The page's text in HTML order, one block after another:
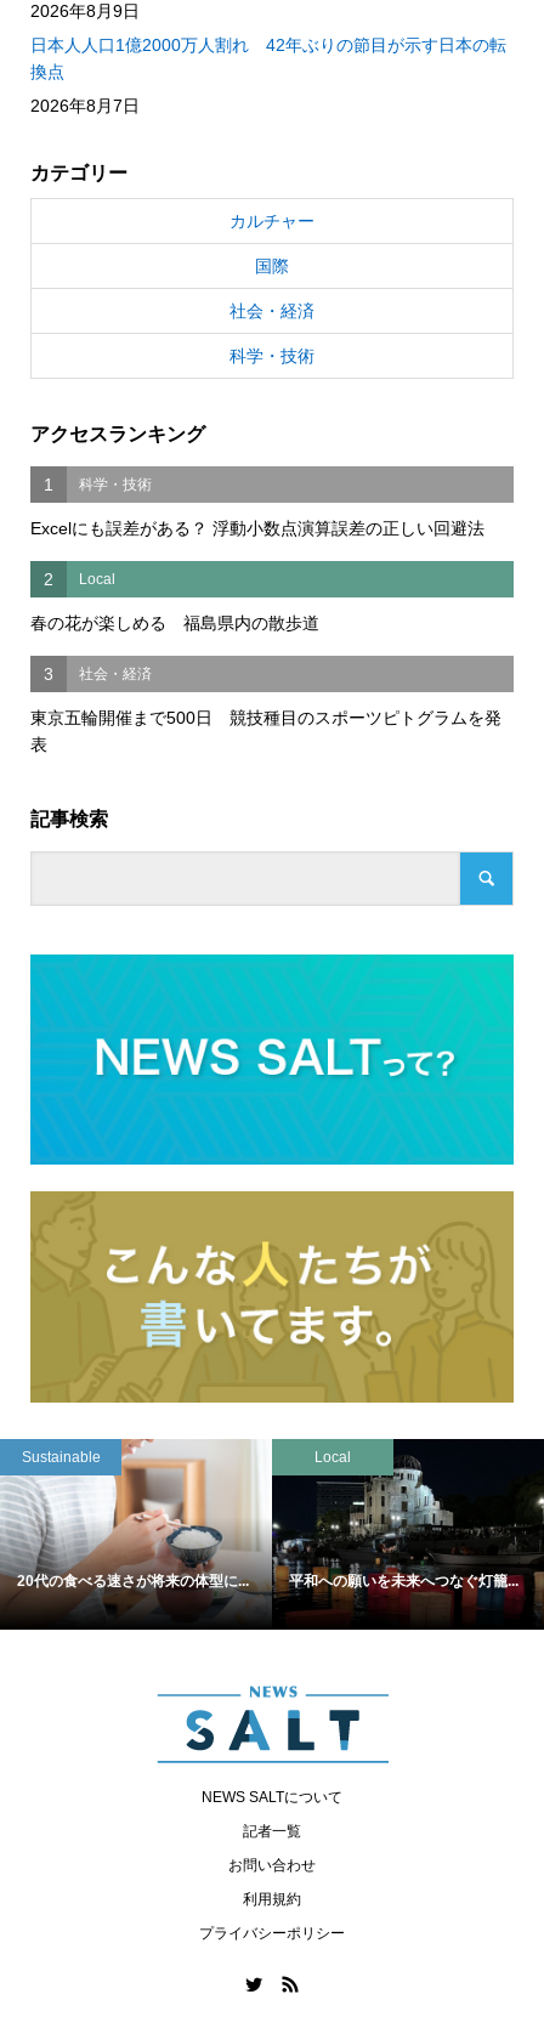
2026年8月9日
日本人人口1億2000万人割れ 42年ぶりの節目が示す日本の転
換点
2026年8月7日
カテゴリー
カルチャー
国際
社会・経済
科学・技術
アクセスランキング
1 科学・技術
Excelにも誤差がある？ 浮動小数点演算誤差の正しい回避法
2 Local
春の花が楽しめる 福島県内の散歩道
3 社会・経済
東京五輪開催まで500日 競技種目のスポーツピトグラムを発
表
記事検索
Sustainable
20代の食べる速さが将来の体型に...
Local
平和への願いを未来へつなぐ灯籠...
NEWS SALTについて
記者一覧
お問い合わせ
利用規約
プライバシーポリシー